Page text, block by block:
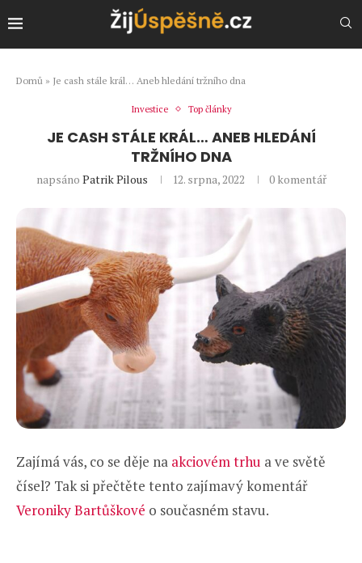
Domů » Je cash stále král… Aneb hledání tržního dna
Investice Top články
JE CASH STÁLE KRÁL… ANEB HLEDÁNÍ
TRŽNÍHO DNA
napsáno Patrik Pilous 12. srpna, 2022 0 komentář
Zajímá vás, co se děje na akciovém trhu a ve světě
čísel? Tak si přečtěte tento zajímavý komentář
Veroniky Bartůškové o současném stavu.